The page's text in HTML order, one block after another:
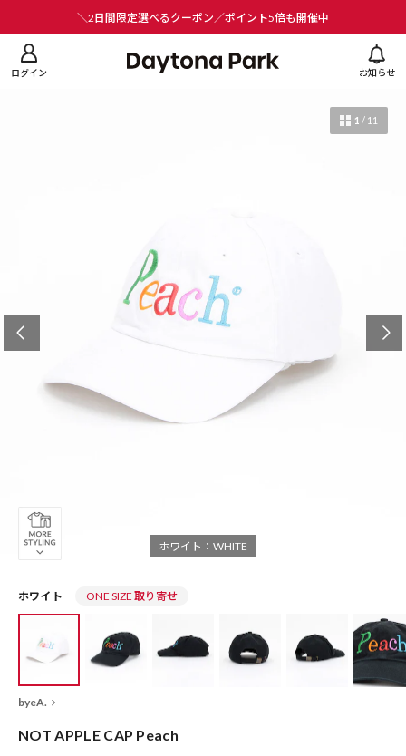
＼2日間限定選べるクーポン／ポイント5倍も開催中
ログイン お知らせ
ホワイト：WHITE
1 / 11
ホワイト ONE SIZE 取り寄せ
byeA.
NOT APPLE CAP Peach